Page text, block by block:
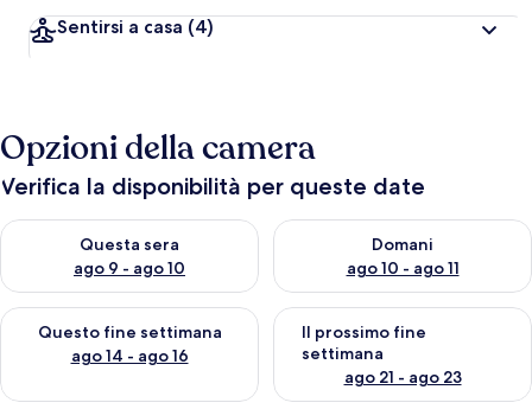
Sentirsi a casa (4)
Opzioni della camera
Verifica la disponibilità per queste date
Questa sera
ago 9 - ago 10
Verifica la disponibilità per questa sera, ago 9 - ago 10
Domani
ago 10 - ago 11
Verifica la disponibilità per
Questo fine settimana
ago 14 - ago 16
Verifica la disponibilità per questo fine settimana, ago 14 -
Il prossimo fine
settimana
ago 21 - ago 23
Verifica la disponibilità per il